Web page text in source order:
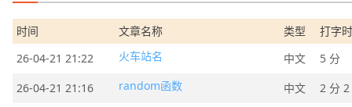
时间 文章名称 类型
打字
26-04-21 21:22
火车站名 中文
5 分
26-04-21 21:16
random函数 中文
2 分